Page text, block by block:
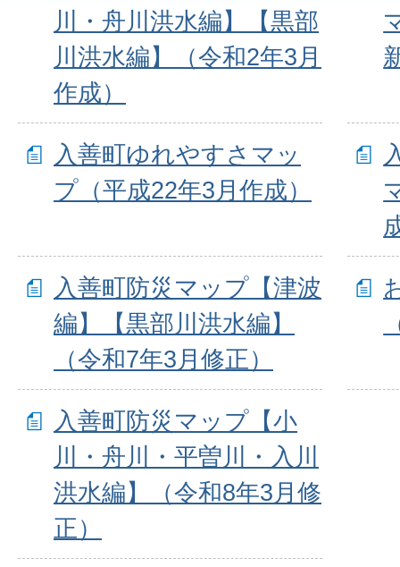
川・舟川洪水編】【黒部
川洪水編】（令和2年3月
作成）
入善町ゆれやすさマッ
プ（平成22年3月作成）
入善町防災マップ【津波
編】【黒部川洪水編】
（令和7年3月修正）
入善町防災マップ【小
川・舟川・平曽川・入川
洪水編】（令和8年3月修
正）